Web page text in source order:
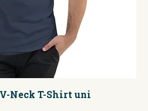
Neck T-Shirt uni